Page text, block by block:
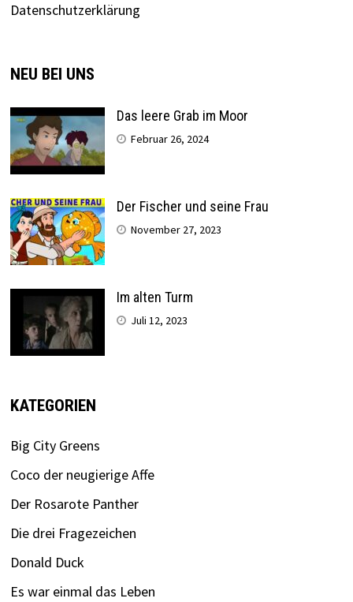
Datenschutzerklärung
NEU BEI UNS
Das leere Grab im Moor
Februar 26, 2024
Der Fischer und seine Frau
November 27, 2023
Im alten Turm
Juli 12, 2023
KATEGORIEN
Big City Greens
Coco der neugierige Affe
Der Rosarote Panther
Die drei Fragezeichen
Donald Duck
Es war einmal das Leben